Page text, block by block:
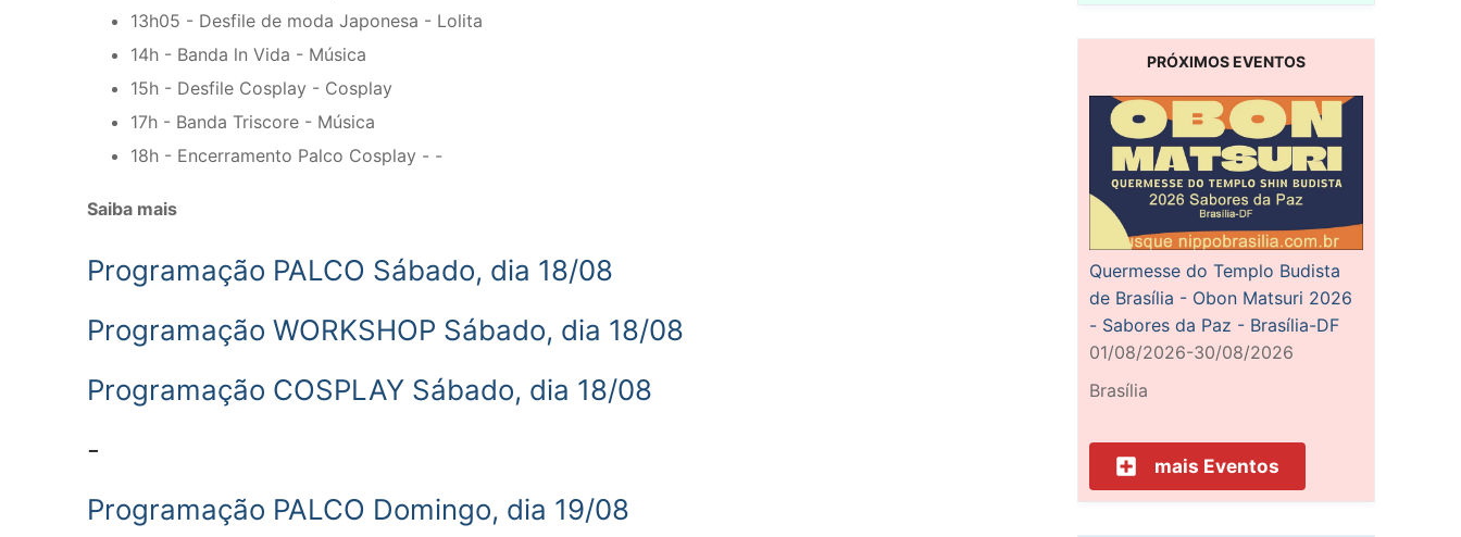
13h05 - Desfile de moda Japonesa - Lolita
14h - Banda ln Vida - Música
15h - Desfile Cosplay - Cosplay
17h - Banda Triscore - Música
18h - Encerramento Palco Cosplay - -
Saiba mais
Programação PALCO Sábado, dia 18/08
Programação WORKSHOP Sábado, dia 18/08
Programação COSPLAY Sábado, dia 18/08
-
Programação PALCO Domingo, dia 19/08
PRÓXIMOS EVENTOS
Quermesse do Templo Budista
de Brasília - Obon Matsuri 2026
- Sabores da Paz - Brasília-DF
01/08/2026-30/08/2026
Brasília
mais Eventos